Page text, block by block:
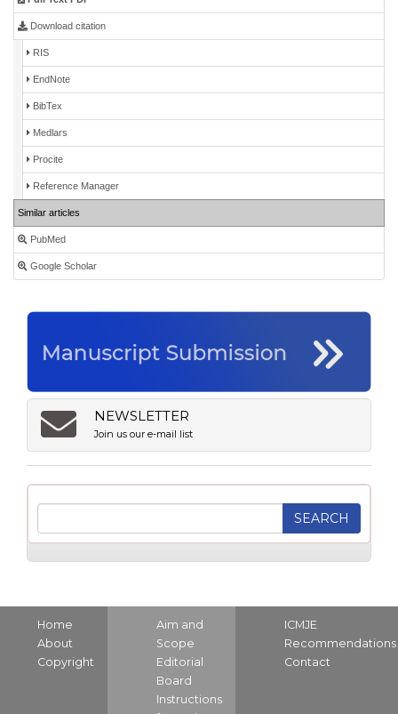
Download citation
RIS
EndNote
BibTex
Medlars
Procite
Reference Manager
Similar articles
PubMed
Google Scholar
NEWSLETTER
Join us our e-mail list
Home
About
Copyright
Aim and
Scope
Editorial
Board
Instructions
ICMJE
Recommendations
Contact